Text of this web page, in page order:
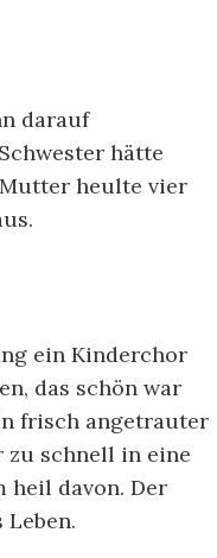
darauf
hätte
heulte vier
ein Kinderchor
das schön war
frisch angetrauter
zu schnell in eine
heil davon. Der